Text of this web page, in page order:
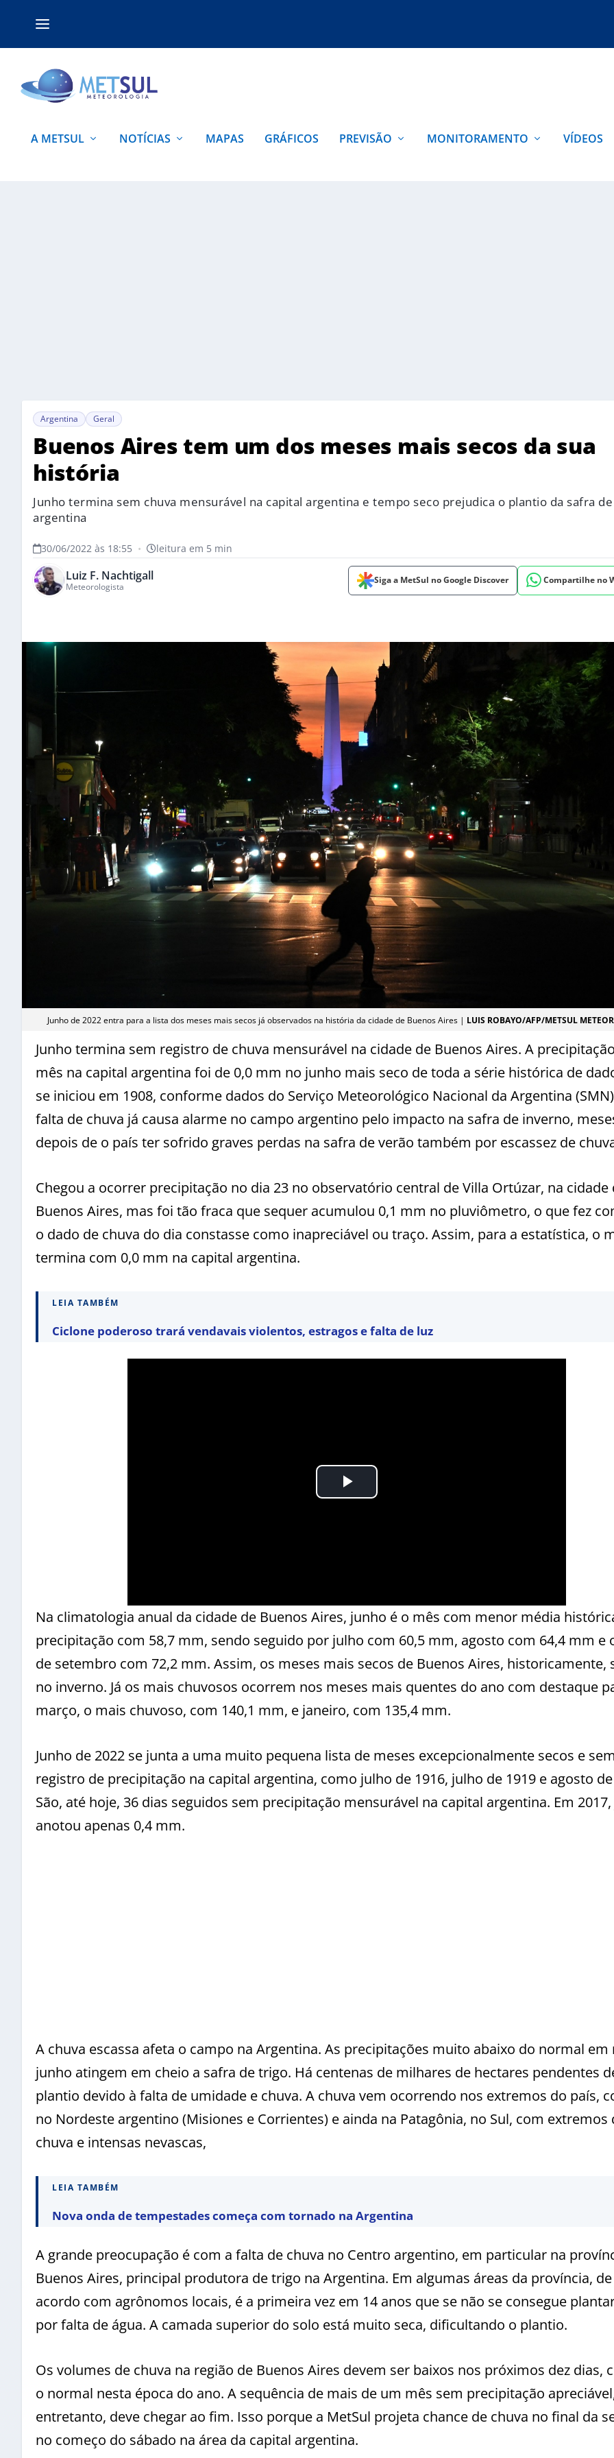
A METSUL NOTÍCIAS MAPAS GRÁFICOS PREVISÃO MONITORAMENTO VÍDEOS
Argentina Geral
Buenos Aires tem um dos meses mais secos da sua
história
Junho termina sem chuva mensurável na capital argentina e tempo seco prejudica o plantio da safra
argentina
30/06/2022 às 18:55 • leitura em 5 min
Luiz F. Nachtigall
Meteorologista
Siga a MetSul no Google Discover Compartilhe no
Junho de 2022 entra para a lista dos meses mais secos já observados na história da cidade de Buenos Aires | LUIS ROBAYO/AFP/METSUL
Junho termina sem registro de chuva mensurável na cidade de Buenos Aires. A
mês na capital argentina foi de 0,0 mm no junho mais seco de toda a série histórica de
se iniciou em 1908, conforme dados do Serviço Meteorológico Nacional da Argentina
falta de chuva já causa alarme no campo argentino pelo impacto na safra de inverno,
depois de o país ter sofrido graves perdas na safra de verão também por escassez de
Chegou a ocorrer precipitação no dia 23 no observatório central de Villa Ortúzar, na cidade
Buenos Aires, mas foi tão fraca que sequer acumulou 0,1 mm no pluviômetro, o que fez
o dado de chuva do dia constasse como inapreciável ou traço. Assim, para a estatística, o
termina com 0,0 mm na capital argentina.
LEIA TAMBÉM
Ciclone poderoso trará vendavais violentos, estragos e falta de luz
Na climatologia anual da cidade de Buenos Aires, junho é o mês com menor média
precipitação com 58,7 mm, sendo seguido por julho com 60,5 mm, agosto com 64,4 mm e
de setembro com 72,2 mm. Assim, os meses mais secos de Buenos Aires, historicamente,
no inverno. Já os mais chuvosos ocorrem nos meses mais quentes do ano com destaque
março, o mais chuvoso, com 140,1 mm, e janeiro, com 135,4 mm.
Junho de 2022 se junta a uma muito pequena lista de meses excepcionalmente secos e
registro de precipitação na capital argentina, como julho de 1916, julho de 1919 e agosto
São, até hoje, 36 dias seguidos sem precipitação mensurável na capital argentina. Em
anotou apenas 0,4 mm.
A chuva escassa afeta o campo na Argentina. As precipitações muito abaixo do normal em
junho atingem em cheio a safra de trigo. Há centenas de milhares de hectares pendentes
plantio devido à falta de umidade e chuva. A chuva vem ocorrendo nos extremos do país,
no Nordeste argentino (Misiones e Corrientes) e ainda na Patagônia, no Sul, com extremos
chuva e intensas nevascas,
LEIA TAMBÉM
Nova onda de tempestades começa com tornado na Argentina
A grande preocupação é com a falta de chuva no Centro argentino, em particular na
Buenos Aires, principal produtora de trigo na Argentina. Em algumas áreas da província, de
acordo com agrônomos locais, é a primeira vez em 14 anos que se não se consegue
por falta de água. A camada superior do solo está muito seca, dificultando o plantio.
Os volumes de chuva na região de Buenos Aires devem ser baixos nos próximos dez dias,
o normal nesta época do ano. A sequência de mais de um mês sem precipitação
entretanto, deve chegar ao fim. Isso porque a MetSul projeta chance de chuva no final da
no começo do sábado na área da capital argentina.